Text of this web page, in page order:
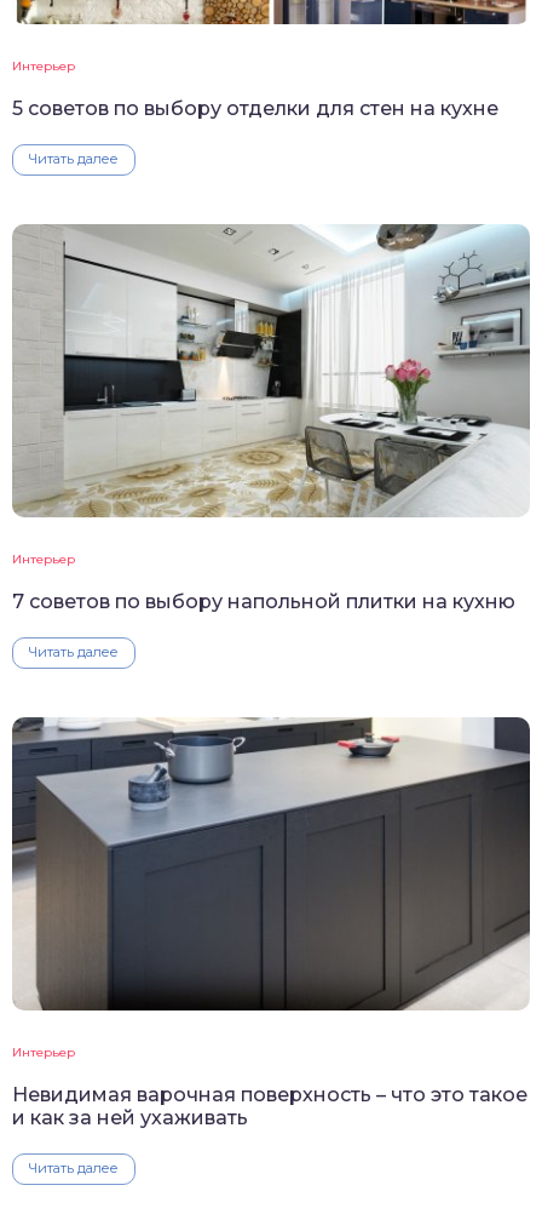
Интерьер
5 советов по выбору отделки для стен на кухне
Читать далее
Интерьер
7 советов по выбору напольной плитки на кухню
Читать далее
Интерьер
Невидимая варочная поверхность – что это такое
и как за ней ухаживать
Читать далее